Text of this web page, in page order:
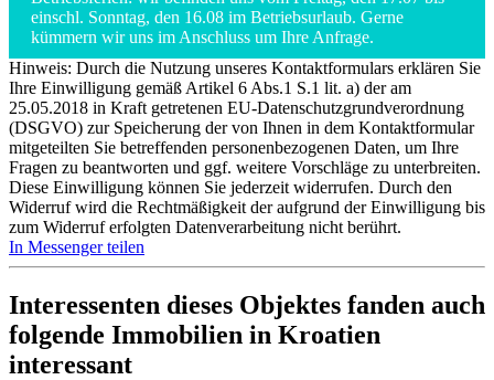
einschl. Sonntag, den 16.08 im Betriebsurlaub. Gerne
kümmern wir uns im Anschluss um Ihre Anfrage.
Hinweis: Durch die Nutzung unseres Kontaktformulars erklären Sie
Ihre Einwilligung gemäß Artikel 6 Abs.1 S.1 lit. a) der am
25.05.2018 in Kraft getretenen EU-Datenschutzgrundverordnung
(DSGVO) zur Speicherung der von Ihnen in dem Kontaktformular
mitgeteilten Sie betreffenden personenbezogenen Daten, um Ihre
Fragen zu beantworten und ggf. weitere Vorschläge zu unterbreiten.
Diese Einwilligung können Sie jederzeit widerrufen. Durch den
Widerruf wird die Rechtmäßigkeit der aufgrund der Einwilligung bis
zum Widerruf erfolgten Datenverarbeitung nicht berührt.
In Messenger teilen
Interessenten dieses Objektes fanden auch
folgende Immobilien in Kroatien
interessant